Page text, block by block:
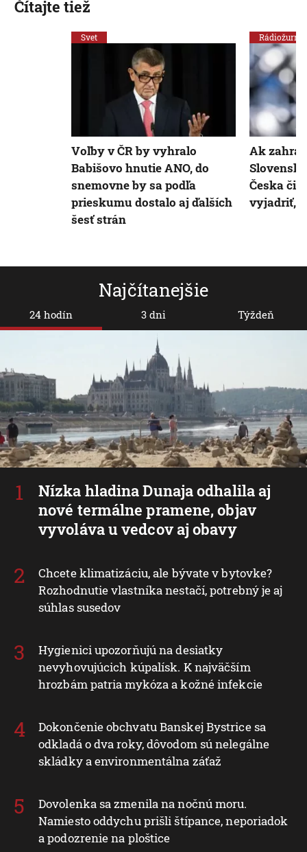
Najčítanejšie
24 hodín
Nízka hladina Dunaja odhalila aj
nové termálne pramene, objav
vyvoláva u vedcov aj obavy
Chcete klimatizáciu, ale bývate v bytovke?
Rozhodnutie vlastníka nestačí, potrebný je aj
súhlas susedov
Hygienici upozorňujú na desiatky
nevyhovujúcich kúpalísk. K najväčším
hrozbám patria mykóza a kožné infekcie
Dokončenie obchvatu Banskej Bystrice sa
odkladá o dva roky, dôvodom sú nelegálne
skládky a environmentálna záťaž
Dovolenka sa zmenila na nočnú moru.
Namiesto oddychu prišli štípance, neporiadok
a podozrenie na ploštice
3 dni Týždeň
Čítajte tiež
Svet
Voľby v ČR by vyhralo
Babišovo hnutie ANO, do
snemovne by sa podľa
prieskumu dostalo aj ďalších
šesť strán
Rádiožurnál
Ak
Česka či
vyjadriť,